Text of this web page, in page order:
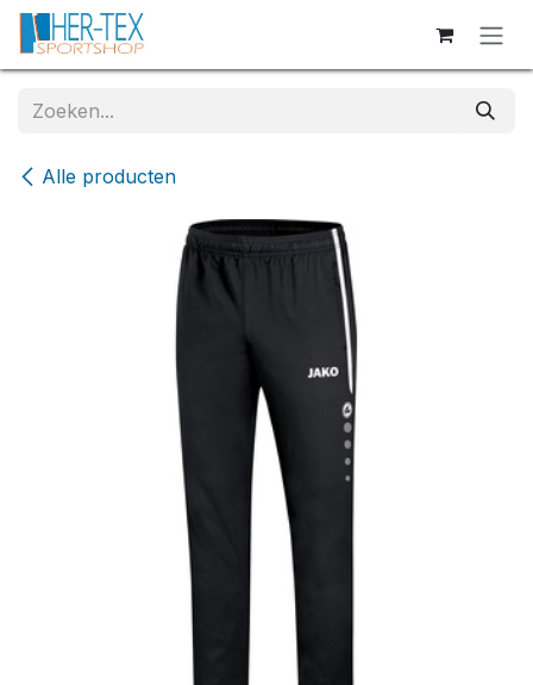
Overslaan naar inhoud
Alle producten